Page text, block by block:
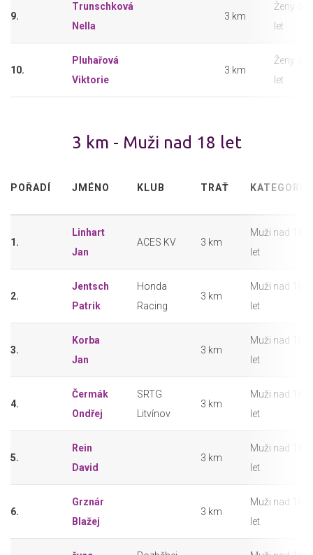
9.
Trunschková
Nella
3 km
Ženy do
let
10.
Pluhařová
Viktorie
3 km
Ženy do
let
3 km - Muži nad 18 let
POŘADÍ JMÉNO KLUB TRAŤ KATEGORIE
1.
Linhart
Jan
ACES KV 3 km
Muži nad 18
let
2.
Jentsch
Patrik
Honda
Racing
3 km
Muži nad 18
let
3.
Korba
Jan
3 km
Muži nad 18
let
4.
Čermák
Ondřej
SRTG
Litvínov
3 km
Muži nad 18
let
5.
Rein
David
3 km
Muži nad 18
let
6.
Grznár
Blažej
3 km
Muži nad 18
let